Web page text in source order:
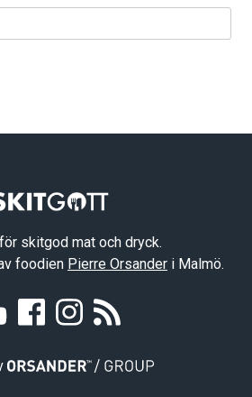
skitgod mat och dryck.
foodien Pierre Orsander i Malmö.